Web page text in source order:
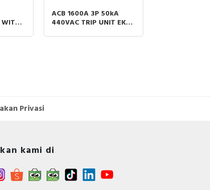
ACB 1600A 3P 50kA
440VAC TRIP UNIT EK-1
Privasi
kami di